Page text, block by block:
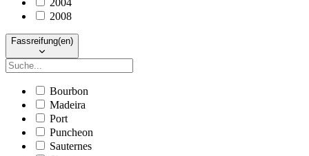
2008
Fassreifung(en)
Bourbon
Madeira
Port
Puncheon
Sauternes